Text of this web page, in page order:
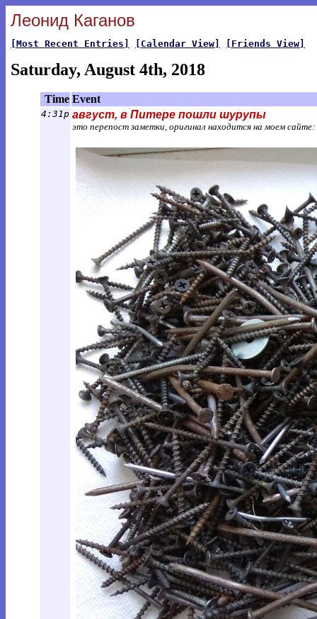
Леонид Каганов
[Most Recent Entries] [Calendar View] [Friends View]
Saturday, August 4th, 2018
Time Event
4:31p август, в Питере пошли шурупы
это перепост заметки, оригинал находится на моем сайте: